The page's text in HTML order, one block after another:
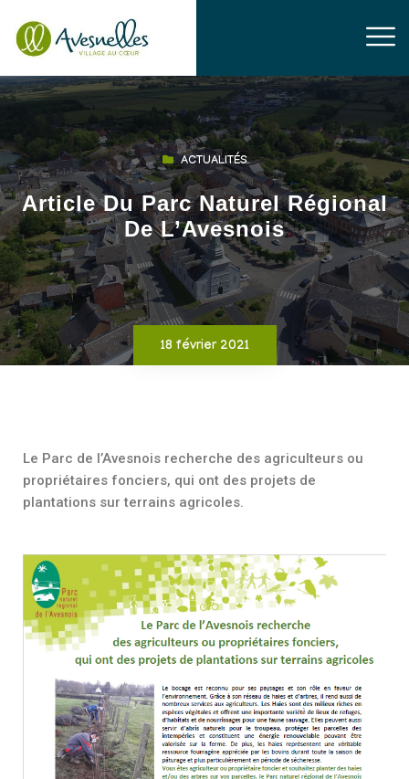
ACTUALITÉS
Article Du Parc Naturel Régional
De L’Avesnois
18 février 2021
Le Parc de l’Avesnois recherche des agriculteurs ou
propriétaires fonciers, qui ont des projets de
plantations sur terrains agricoles.